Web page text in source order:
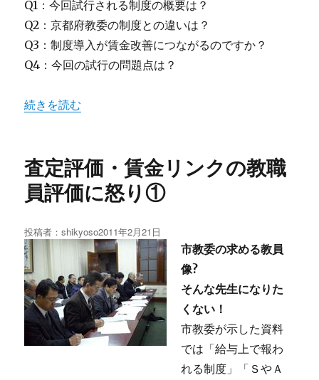
Q1：今回試行される制度の概要は？
Q2：京都府教委の制度との違いは？
Q3：制度導入が賃金改善につながるのですか？
Q4：今回の試行の問題点は？
“査定評価・賃金リンクの教職員評価に怒り②” の
続きを読む
査定評価・賃金リンクの教職
員評価に怒り①
投稿者：shikyoso投
稿
日:
2011年2月21日
市教委の求める教員
像?
そんな先生になりた
くない！
市教委が示した資料
では「給与上で報わ
れる制度」「ＳやＡ